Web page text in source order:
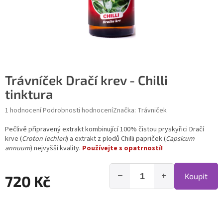
Trávníček Dračí krev - Chilli
tinktura
Průměrné hodnocení produktu je 5,0 z 5 hvězdiček.
1 hodnoceníPodrobnosti hodnoceníZnačka: Trávniček
Pečlivě připravený extrakt kombinující 100% čistou pryskyřici Dračí
krve (Croton lechleri) a extrakt z plodů Chilli papriček (Capsicum
annuum) nejvyšší kvality. Používejte s opatrností!
720 Kč +
− Koupit